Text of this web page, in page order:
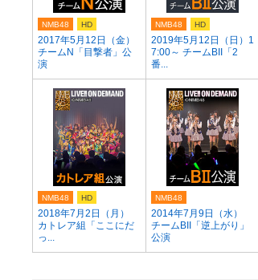
2017年5月12日（金）
チームN「目撃者」公
演
NMB48 HD
2019年5月12日（日）1
7:00～ チームBII「2
番...
NMB48 HD
2018年7月2日（月）
カトレア組「ここにだ
っ...
NMB48 HD
2014年7月9日（水）
チームBII「逆上がり」
公演
NMB48